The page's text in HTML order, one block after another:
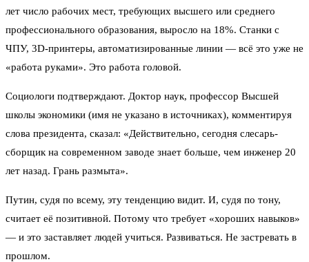
лет число рабочих мест, требующих высшего или среднего
профессионального образования, выросло на 18%. Станки с
ЧПУ, 3D-принтеры, автоматизированные линии — всё это уже не
«работа руками». Это работа головой.
Социологи подтверждают. Доктор наук, профессор Высшей
школы экономики (имя не указано в источниках), комментируя
слова президента, сказал: «Действительно, сегодня слесарь-
сборщик на современном заводе знает больше, чем инженер 20
лет назад. Грань размыта».
Путин, судя по всему, эту тенденцию видит. И, судя по тону,
считает её позитивной. Потому что требует «хороших навыков»
— и это заставляет людей учиться. Развиваться. Не застревать в
прошлом.